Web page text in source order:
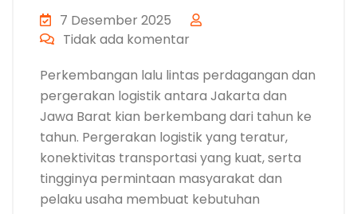
7 Desember 2025
Tidak ada komentar
Perkembangan lalu lintas perdagangan dan
pergerakan logistik antara Jakarta dan
Jawa Barat kian berkembang dari tahun ke
tahun. Pergerakan logistik yang teratur,
konektivitas transportasi yang kuat, serta
tingginya permintaan masyarakat dan
pelaku usaha membuat kebutuhan